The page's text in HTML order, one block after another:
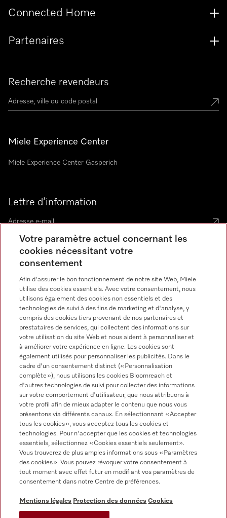
Recherche revendeurs
Miele Experience Center
Miele Experience Center Gasperich
Lettre d’information
Langue
Connected Home
Partenaires
Informations légales
CGV
Protection des données
Conditions d’utilisation
Digital Services Act
Miele sur Instagram
Miele sur Youtube
Votre paramètre actuel concernant les
cookies nécessitant votre
consentement
Afin d'assurer le bon fonctionnement de notre site Web, Miele
utilise des cookies essentiels. Avec votre consentement, nous
utilisons également des cookies non essentiels et des
technologies de suivi à des fins de marketing et d'analyse, y
compris des cookies tiers provenant de nos partenaires et
prestataires de services, qui collectent des informations sur
votre utilisation du site Web et nous aident à personnaliser et
à améliorer votre expérience en ligne. Les cookies sont
également utilisés pour personnaliser les publicités. Dans le
cadre d'un consentement distinct (« Personnalisation
complète »), nous utilisons les cookies Bloomreach et
d'autres technologies de suivi pour collecter des informations
sur votre comportement d'utilisateur, que nous attribuons à
votre profil afin de mieux adapter le contenu que nous vous
présentons via différents canaux. En sélectionnant « Accepter
tous les cookies », vous acceptez tous les cookies et
technologies. Pour n'accepter que les cookies et technologies
essentiels, sélectionnez « Cookies essentiels seulement».
Vous trouverez de plus amples informations sous « Paramètres
des cookies ». Vous pouvez révoquer votre consentement à
tout moment avec effet futur en modifiant vos paramètres de
consentement dans notre Centre de préférences.
Mentions légales Protection des données Cookies